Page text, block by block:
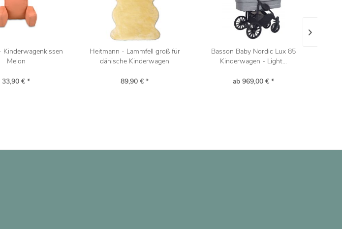
Kinderwagenkissen
Melon
33,90 € *
Heitmann - Lammfell groß für
dänische Kinderwagen
89,90 € *
Basson Baby Nordic Lux 85
Kinderwagen - Light...
ab 969,00 € *